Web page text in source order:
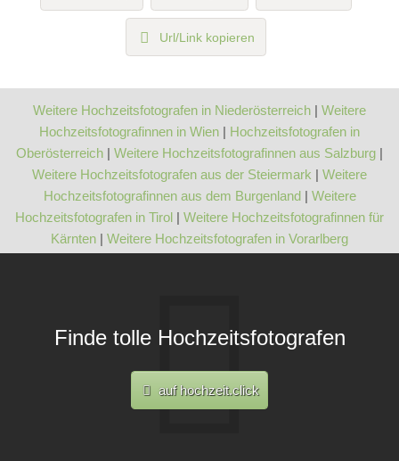
Url/Link kopieren
Weitere Hochzeitsfotografen in Niederösterreich | Weitere
Hochzeitsfotografinnen in Wien | Hochzeitsfotografen in
Oberösterreich | Weitere Hochzeitsfotografinnen aus Salzburg |
Weitere Hochzeitsfotografen aus der Steiermark | Weitere
Hochzeitsfotografinnen aus dem Burgenland| Weitere
Hochzeitsfotografen in Tirol | Weitere Hochzeitsfotografinnen für
Kärnten | Weitere Hochzeitsfotografen in Vorarlberg
Finde tolle Hochzeitsfotografen
auf hochzeit.click